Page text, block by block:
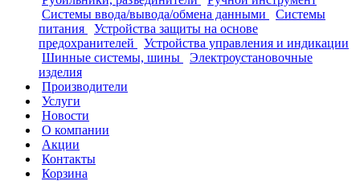
Системы ввода/вывода/обмена данными
Системы
питания
Устройства защиты на основе
предохранителей
Устройства управления и индикации
Шинные системы, шины
Электроустановочные
изделия
Производители
Услуги
Новости
О компании
Акции
Контакты
Корзина